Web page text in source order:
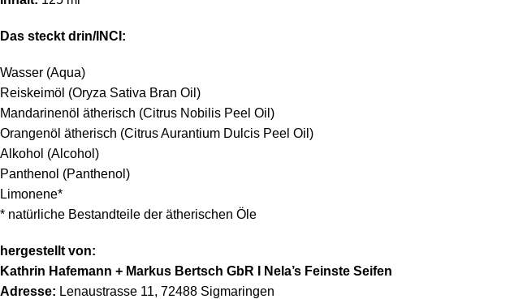
Das steckt drin/INCI:
Wasser (Aqua)
Reiskeimöl (Oryza Sativa Bran Oil)
Mandarinenöl ätherisch (Citrus Nobilis Peel Oil)
Orangenöl ätherisch (Citrus Aurantium Dulcis Peel Oil)
Alkohol (Alcohol)
Panthenol (Panthenol)
Limonene*
* natürliche Bestandteile der ätherischen Öle
hergestellt von:
Kathrin Hafemann + Markus Bertsch GbR I Nela’s Feinste Seifen
Adresse: Lenaustrasse 11, 72488 Sigmaringen